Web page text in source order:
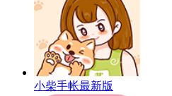
小柴手帐最新版